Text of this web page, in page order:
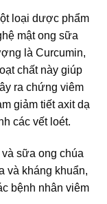
loại dược phẩm
mật ong sữa
là Curcumin,
chất này giúp
ra chứng viêm
giảm tiết axit dạ
các vết loét.
sữa ong chúa
và kháng khuẩn,
bệnh nhân viêm